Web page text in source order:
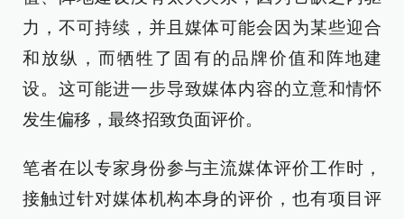
力，不可持续，并且媒体可能会因为某些迎合
和放纵，而牺牲了固有的品牌价值和阵地建
设。这可能进一步导致媒体内容的立意和情怀
发生偏移，最终招致负面评价。
笔者在以专家身份参与主流媒体评价工作时，
接触过针对媒体机构本身的评价，也有项目评